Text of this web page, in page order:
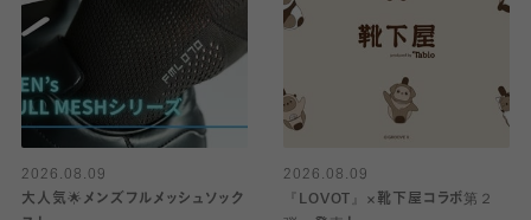
2026.08.09
大人気🌟メンズフルメッシュソック
2026.08.09
『LOVOT』×靴下屋コラボ第２